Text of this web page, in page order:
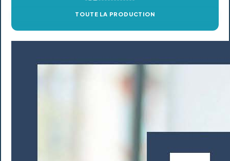
TOUTE LA PRODUCTION